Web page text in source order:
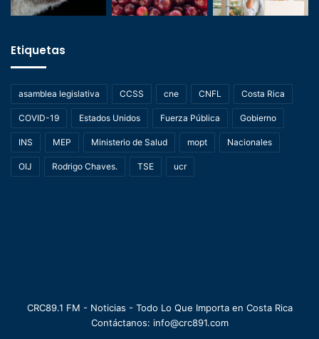
Etiquetas
asamblea legislativa CCSS cne CNFL Costa Rica
COVID-19 Estados Unidos Fuerza Pública Gobierno
INS MEP Ministerio de Salud mopt Nacionales
OIJ Rodrigo Chaves. TSE ucr
CRC89.1 FM - Noticias - Todo Lo Que Importa en Costa Rica
Contáctanos: info@crc891.com